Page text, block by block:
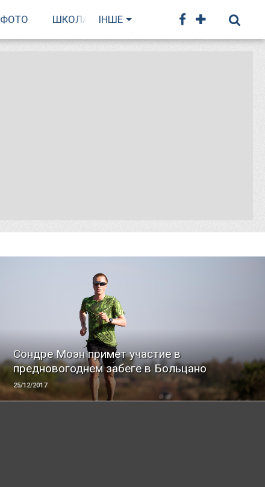
ФОТО ШКОЛА БІГУ
ІНШЕ
Сондре Моэн примет участие в
предновогоднем забеге в Больцано
25/12/2017
ЧИТАТЬ